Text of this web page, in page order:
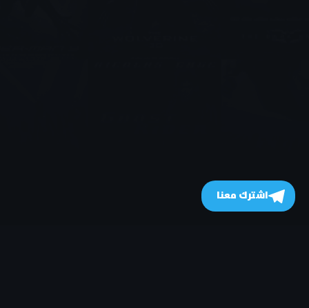
اشترك معنا